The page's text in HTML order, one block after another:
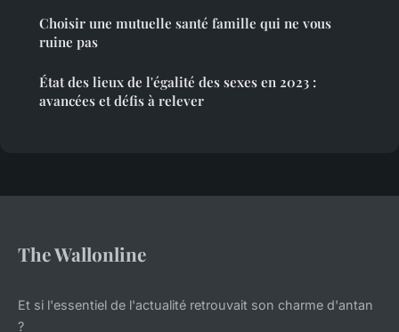
Choisir une mutuelle santé famille qui ne vous
ruine pas
État des lieux de l'égalité des sexes en 2023 :
avancées et défis à relever
The Wallonline
Et si l'essentiel de l'actualité retrouvait son charme d'antan
?